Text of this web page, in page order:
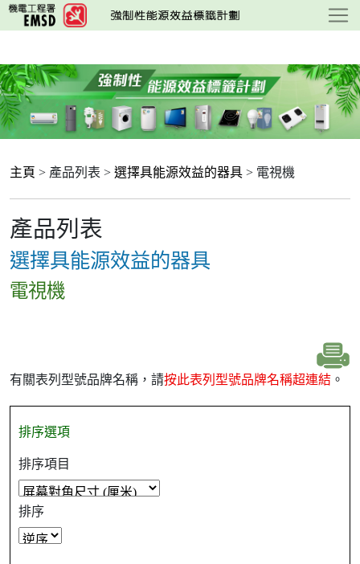
跳
至
要
內
容
主頁 > 產品列表 > 選擇具能源效益的器具 > 電視機
產品列表
選擇具能源效益的器具
電視機
有關表列型號品牌名稱，請按此表列型號品牌名稱超連結 。
排序選項
排序項目
排序